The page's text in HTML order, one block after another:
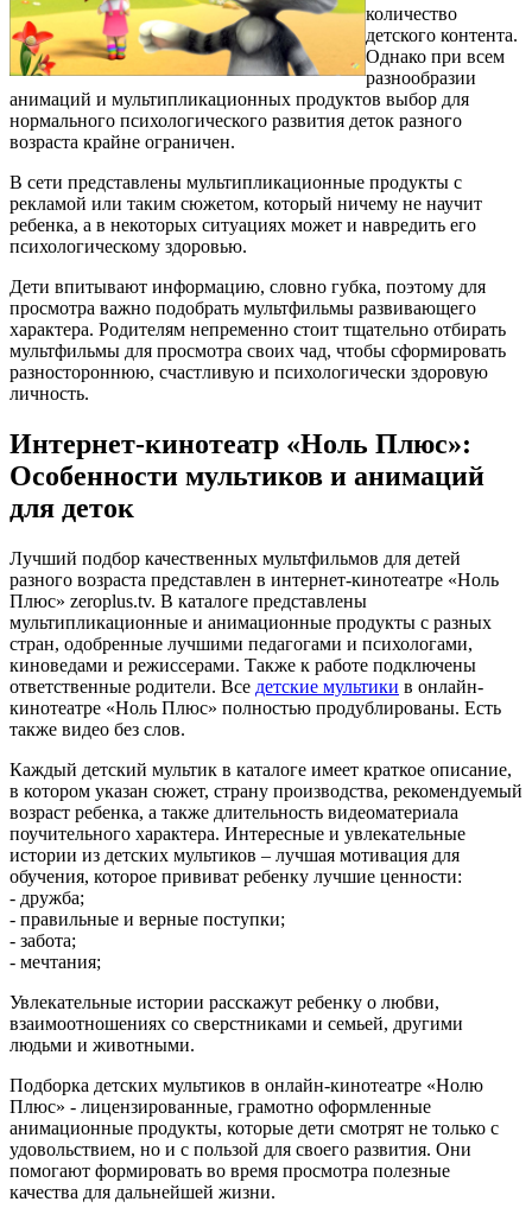
количество
детского контента.
Однако при всем
разнообразии
анимаций и мультипликационных продуктов выбор для
нормального психологического развития деток разного
возраста крайне ограничен.
В сети представлены мультипликационные продукты с
рекламой или таким сюжетом, который ничему не научит
ребенка, а в некоторых ситуациях может и навредить его
психологическому здоровью.
Дети впитывают информацию, словно губка, поэтому для
просмотра важно подобрать мультфильмы развивающего
характера. Родителям непременно стоит тщательно отбирать
мультфильмы для просмотра своих чад, чтобы сформировать
разностороннюю, счастливую и психологически здоровую
личность.
Интернет-кинотеатр «Ноль Плюс»:
Особенности мультиков и анимаций
для деток
Лучший подбор качественных мультфильмов для детей
разного возраста представлен в интернет-кинотеатре «Ноль
Плюс» zeroplus.tv. В каталоге представлены
мультипликационные и анимационные продукты с разных
стран, одобренные лучшими педагогами и психологами,
киноведами и режиссерами. Также к работе подключены
ответственные родители. Все детские мультики в онлайн-
кинотеатре «Ноль Плюс» полностью продублированы. Есть
также видео без слов.
Каждый детский мультик в каталоге имеет краткое описание,
в котором указан сюжет, страну производства, рекомендуемый
возраст ребенка, а также длительность видеоматериала
поучительного характера. Интересные и увлекательные
истории из детских мультиков – лучшая мотивация для
обучения, которое прививат ребенку лучшие ценности:
- дружба;
- правильные и верные поступки;
- забота;
- мечтания;
Увлекательные истории расскажут ребенку о любви,
взаимоотношениях со сверстниками и семьей, другими
людьми и животными.
Подборка детских мультиков в онлайн-кинотеатре «Нолю
Плюс» - лицензированные, грамотно оформленные
анимационные продукты, которые дети смотрят не только с
удовольствием, но и с пользой для своего развития. Они
помогают формировать во время просмотра полезные
качества для дальнейшей жизни.